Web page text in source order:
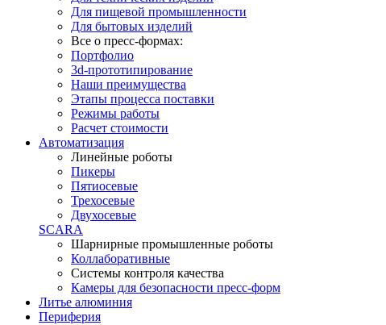
Для пищевой промышленности
Для бытовых изделий
Все о пресс-формах:
Портфолио
3d-прототипирование
Наши преимущества
Этапы процесса поставки
Режимы работы
Расчет стоимости
Автоматизация
Линейные роботы
Пикеры
Пятиосевые
Трехосевые
Двухосевые
SCARA
Шарнирные промышленные роботы
Коллаборативные
Системы контроля качества
Камеры для безопасности пресс-форм
Литье алюминия
Периферия